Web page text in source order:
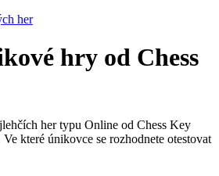
her
hry od Chess
her typu Online od Chess Key
které únikovce se rozhodnete otestovat